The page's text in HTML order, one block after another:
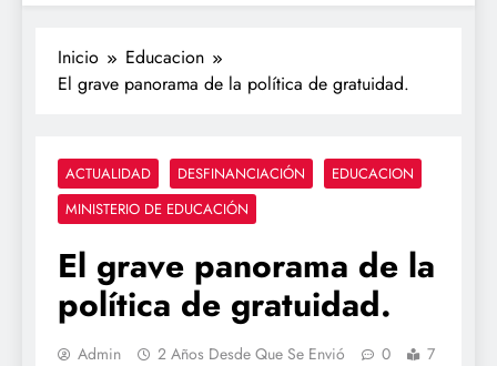
Inicio
Educacion
El grave panorama de la política de gratuidad.
ACTUALIDAD DESFINANCIACIÓN
EDUCACION
MINISTERIO DE EDUCACIÓN
El grave panorama de la
política de gratuidad.
Admin 2 Años Desde Que Se Envió 0
7